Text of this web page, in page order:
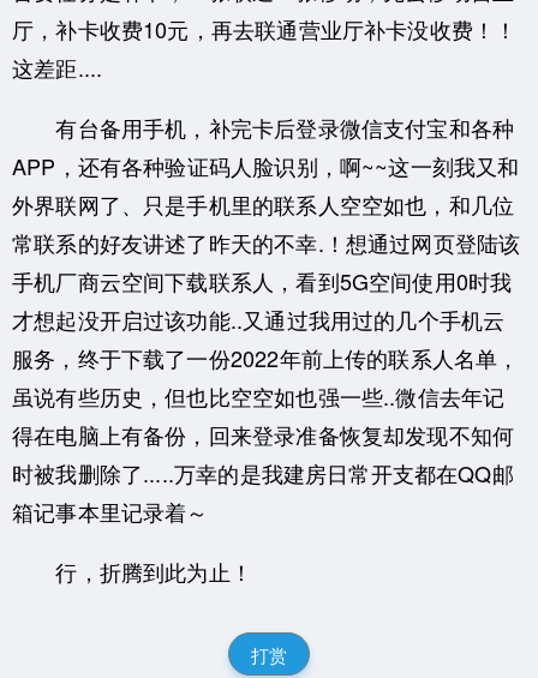
厅，补卡收费10元，再去联通营业厅补卡没收费！！
这差距....
有台备用手机，补完卡后登录微信支付宝和各种
APP，还有各种验证码人脸识别，啊~~这一刻我又和
外界联网了、只是手机里的联系人空空如也，和几位
常联系的好友讲述了昨天的不幸.！想通过网页登陆该
手机厂商云空间下载联系人，看到5G空间使用0时我
才想起没开启过该功能..又通过我用过的几个手机云
服务，终于下载了一份2022年前上传的联系人名单，
虽说有些历史，但也比空空如也强一些..微信去年记
得在电脑上有备份，回来登录准备恢复却发现不知何
时被我删除了.....万幸的是我建房日常开支都在QQ邮
箱记事本里记录着～
行，折腾到此为止！
打赏